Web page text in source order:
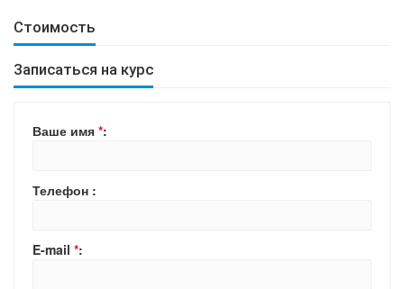
Стоимость
Записаться на курс
Ваше имя *:
Телефон :
E-mail *: